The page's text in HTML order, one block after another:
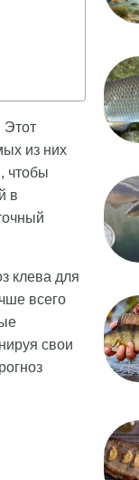
Этот
из них
чтобы
в
клева для
всего
свои